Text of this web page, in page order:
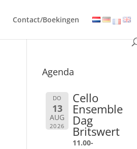
Contact/Boekingen
Agenda
DO
13
AUG
2026
Cello
Ensemble
Dag
Britswert
11.00-